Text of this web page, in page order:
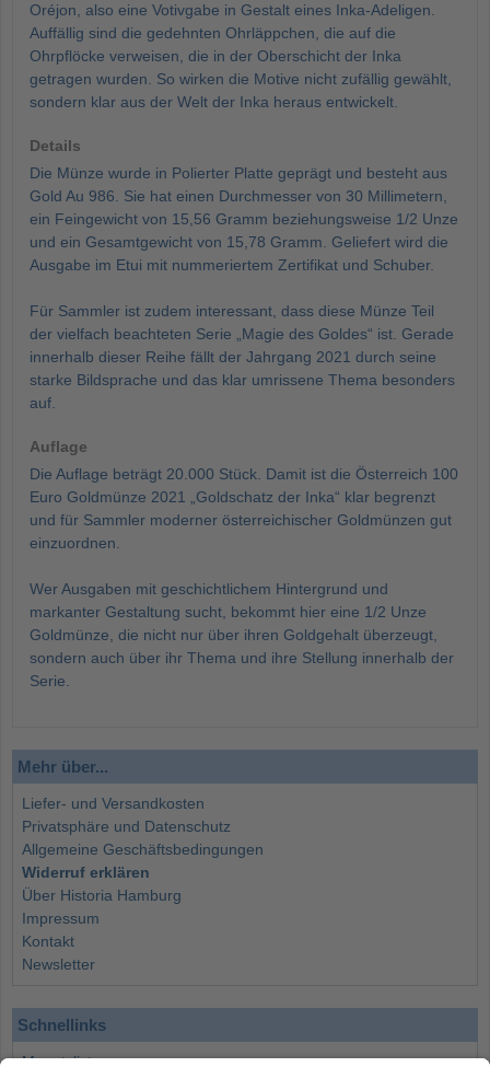
Oréjon, also eine Votivgabe in Gestalt eines Inka-Adeligen.
Auffällig sind die gedehnten Ohrläppchen, die auf die
Ohrpflöcke verweisen, die in der Oberschicht der Inka
getragen wurden. So wirken die Motive nicht zufällig gewählt,
sondern klar aus der Welt der Inka heraus entwickelt.
Details
Die Münze wurde in Polierter Platte geprägt und besteht aus
Gold Au 986. Sie hat einen Durchmesser von 30 Millimetern,
ein Feingewicht von 15,56 Gramm beziehungsweise 1/2 Unze
und ein Gesamtgewicht von 15,78 Gramm. Geliefert wird die
Ausgabe im Etui mit nummeriertem Zertifikat und Schuber.
Für Sammler ist zudem interessant, dass diese Münze Teil
der vielfach beachteten Serie „Magie des Goldes“ ist. Gerade
innerhalb dieser Reihe fällt der Jahrgang 2021 durch seine
starke Bildsprache und das klar umrissene Thema besonders
auf.
Auflage
Die Auflage beträgt 20.000 Stück. Damit ist die Österreich 100
Euro Goldmünze 2021 „Goldschatz der Inka“ klar begrenzt
und für Sammler moderner österreichischer Goldmünzen gut
einzuordnen.
Wer Ausgaben mit geschichtlichem Hintergrund und
markanter Gestaltung sucht, bekommt hier eine 1/2 Unze
Goldmünze, die nicht nur über ihren Goldgehalt überzeugt,
sondern auch über ihr Thema und ihre Stellung innerhalb der
Serie.
Mehr über...
Liefer- und Versandkosten
Privatsphäre und Datenschutz
Allgemeine Geschäftsbedingungen
Widerruf erklären
Über Historia Hamburg
Impressum
Kontakt
Newsletter
Schnellinks
Monatsliste